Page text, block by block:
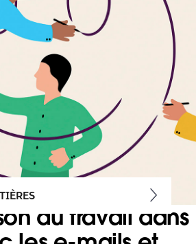
du travail dans